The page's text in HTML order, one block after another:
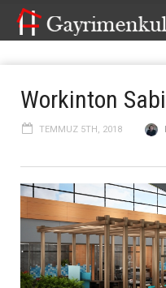
Workinton
TEMMUZ 5TH, 2018